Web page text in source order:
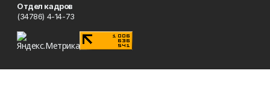
Отдел кадров
(34786) 4-14-73